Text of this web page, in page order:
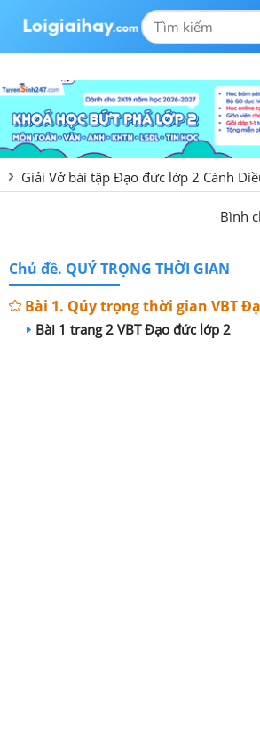
Giải Vở bài tập Đạo đức lớp 2 Cánh
Bình
Chủ đề. QUÝ TRỌNG THỜI GIAN
Bài 1. Qúy trọng thời gian VBT
Bài 1 trang 2 VBT Đạo đức lớp 2